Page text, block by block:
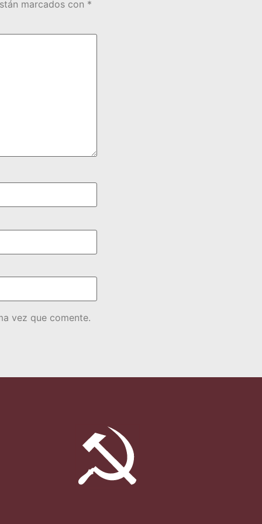
marcados con *
vez que comente.